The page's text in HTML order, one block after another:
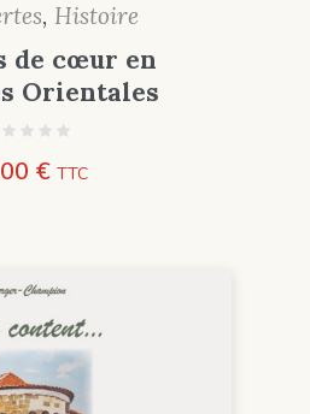
, Histoire
de cœur en
Orientales
€ TTC